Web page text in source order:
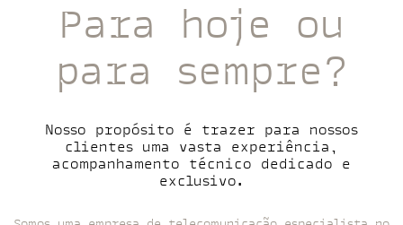
Para hoje ou
para sempre?
Nosso propósito é trazer para nossos
clientes uma vasta experiência,
acompanhamento técnico dedicado e
exclusivo.